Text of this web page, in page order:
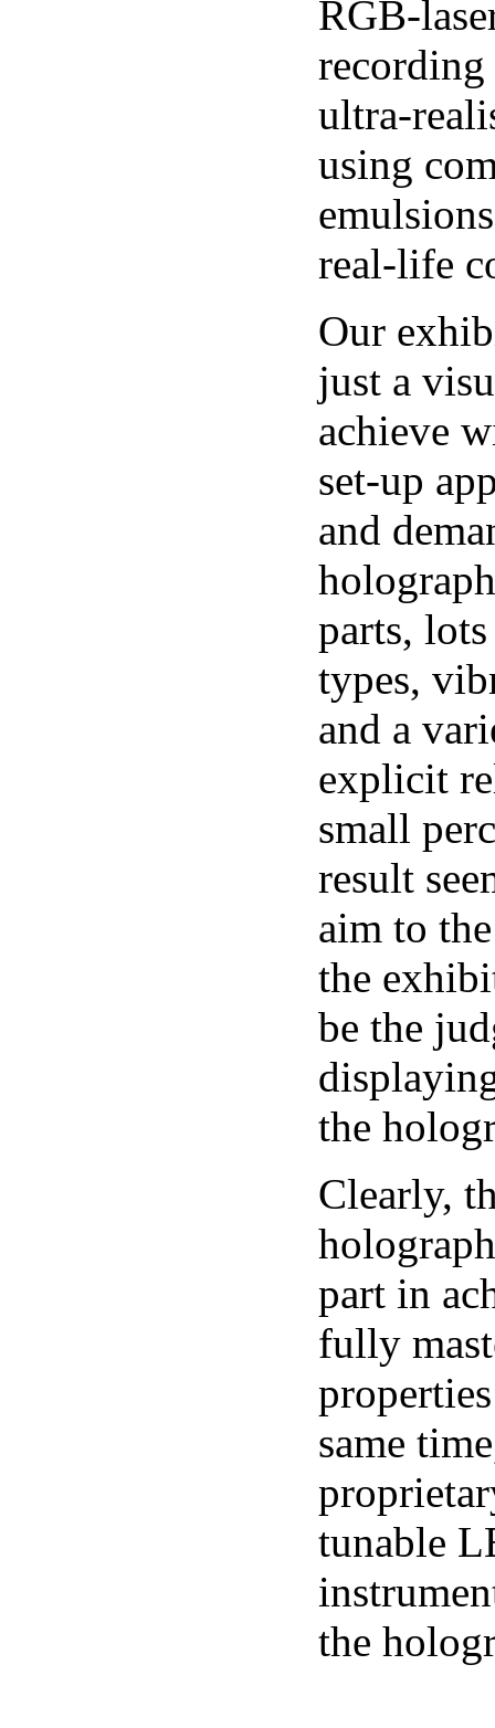
RGB-
ultra-
using
real-life
Our
just a
achieve
set-up
and
parts,
types,
and a
explicit
small
result
aim to
the
be the
the
Clearly,
part in
fully
same
tunable
the